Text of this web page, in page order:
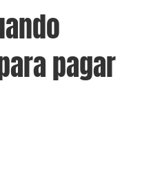
pagar